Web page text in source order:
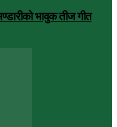
भावुक तीज गीत